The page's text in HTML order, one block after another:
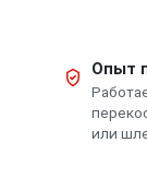
Опыт
или